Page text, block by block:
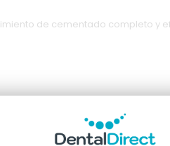
de cementado completo y